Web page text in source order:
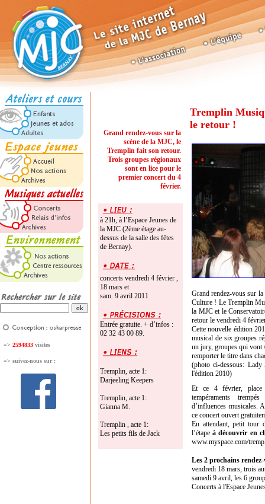
=> 2594833 visites
=> suivez-nous sur :
Grand rendez-vous sur la
scène de la MJC, le
Tremplin fait son retour.
Trois groupes régionaux
sont en lice pour le
premier concert du 4
février.
à 21h, à l’Espace Jeunes de
la MJC (2ème étage au-
dessus de la salle des fêtes
de Bernay).
concerts vendredi 4 février ,
18 mars et
sam. 9 avril 2011
Entrée gratuite. + d’infos :
02 32 43 00 89.
Tremplin, acte 1:
Darjeeling Keepers
Tremplin, acte 1:
Gianna M.
Tremplin , acte 1:
Les petits fils de Jack
Tremplin
le retour !
Grand rendez-vous sur la
Culture ! Le Tremplin
la MJC et le
retour le vendredi 4
Cette nouvelle édition
musical de six groupes
un jury, groupes qui vont
remporter le titre dans
(photo ci-dessous:
l'édition 2010)
Et ce 4 février, place
tempéraments
d’influences musicales.
ce concert ouvert
En attendant, petit tour
l’étapeà découvrir en
www.myspace.com/
Les 2 prochains
vendredi 18 mars, trois
samedi 9 avril, les 6
Concerts à l'Espace